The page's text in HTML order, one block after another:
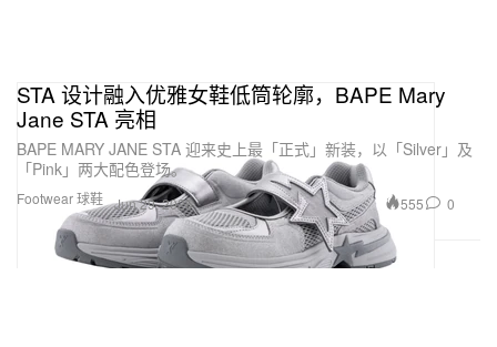
Footwear 球鞋
STA 设计融入优雅女鞋低筒轮廓，BAPE Mary
Jane STA 亮相
BAPE MARY JANE STA 迎来史上最「正式」新装，以「Silver」及
「Pink」两大配色登场。
Jun 29, 2026 555 0